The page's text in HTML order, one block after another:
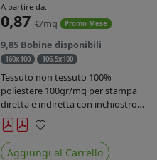
A partire da:
0,87 €/mq Promo Mese
9,85 Bobine disponibili
160x100 106.5x100
Tessuto non tessuto 100%
poliestere 100gr/mq per stampa
diretta e indiretta con inchiostro
sublimatico, latex e uv.
Preferiti
Aggiungi al Carrello